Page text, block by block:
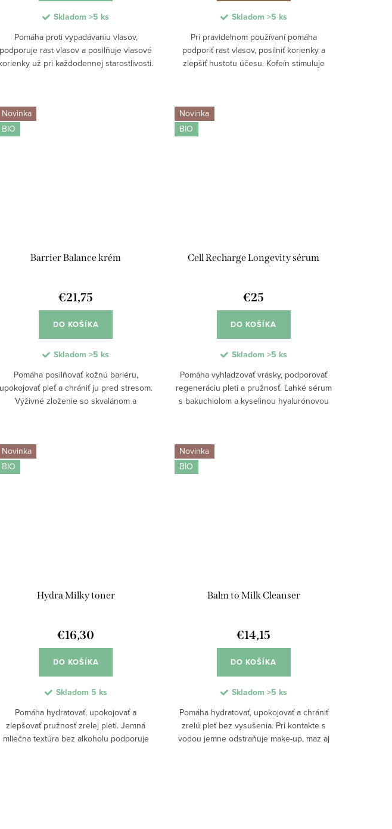
Skladom>5 ks
Pomáha proti vypadávaniu vlasov,
podporuje rast vlasov a posilňuje vlasové
už pri každodennej starostlivosti.
Skladom >5 ks
Pri pravidelnom používaní pomáha
podporiť rast vlasov, posilniť korienky a
zlepšiť hustotu účesu. Kofeín stimuluje
Novinka
BIO
Barrier Balance krém
€21,75
DO KOŠÍKA
Skladom>5 ks
Pomáha posilňovať kožnú bariéru,
upokojovať pleť a chrániť ju pred stresom.
Výživné zloženie so skvalánom a
Novinka
BIO
Cell Recharge Longevity sérum
€25
DO KOŠÍKA
Skladom >5 ks
Pomáha vyhladzovať vrásky, podporovať
regeneráciu pleti a pružnosť. Ľahké sérum
s bakuchiolom a kyselinou hyalurónovou
Novinka
BIO
Hydra Milky toner
€16,30
DO KOŠÍKA
Skladom 5 ks
Pomáha hydratovať, upokojovať a
zlepšovať pružnosť zrelej pleti. Jemná
mliečna textúra bez alkoholu podporuje
Novinka
BIO
Balm to Milk Cleanser
€14,15
DO KOŠÍKA
Skladom >5 ks
Pomáha hydratovať, upokojovať a chrániť
zrelú pleť bez vysušenia. Pri kontakte s
vodou jemne odstraňuje make-up, maz aj